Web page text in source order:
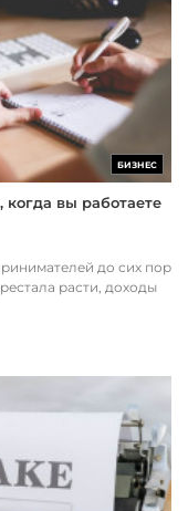
БИЗНЕС
когда вы работаете
до сих пор
расти, доходы